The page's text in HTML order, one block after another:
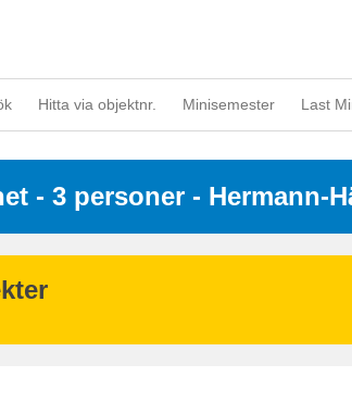
Hitta via objektnr. Minisemester Last
- 3 personer - Hermann-